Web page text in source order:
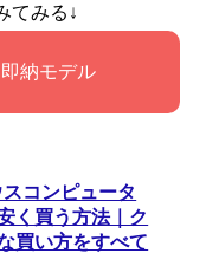
てみる↓
納モデル
コンピュータ
く買う方法｜ク
買い方をすべて